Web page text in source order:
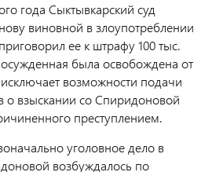
года Сыктывкарский суд
виновной в злоупотреблении
ее к штрафу 100 тыс.
была освобождена от
возможности подачи
о взыскании со Спиридоновой
преступлением.
уголовное дело в
возбуждалось по